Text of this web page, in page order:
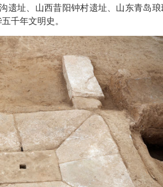
遗址、山西昔阳钟村遗址、山东青岛
千年文明史。